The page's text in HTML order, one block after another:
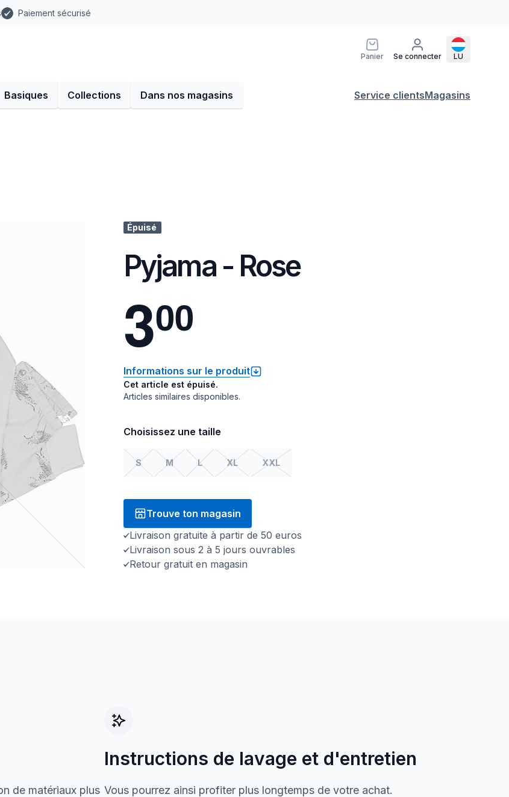
Paiement sécurisé
Panier Se connecter LU
Basiques Collections Dans nos magasins Service clientsMagasins
Épuisé
Pyjama - Rose
300
Informations sur le produit
Cet article est épuisé.
Articles similaires disponibles.
Choisissez une taille
S M L XL XXL
Trouve ton magasin
Livraison gratuite à partir de 50 euros
Livraison sous 2 à 5 jours ouvrables
Retour gratuit en magasin
de matériaux plus
Instructions de lavage et d'entretien
Vous pourrez ainsi profiter plus longtemps de votre achat.